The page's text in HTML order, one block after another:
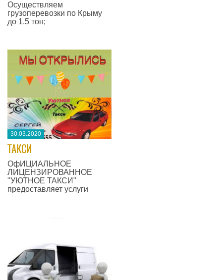
Осуществляем
грузоперевозки по Крыму
до 1.5 тон;
30.03.2020
​ТАКСИ
ОфИЦИАЛЬНОЕ
ЛИЦЕНЗИРОВАННОЕ
"УЮТНОЕ ТАКСИ"
предоставляет услуги